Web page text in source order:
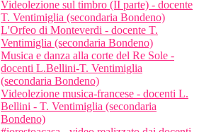
Videolezione sul timbro (II parte) - docente
T. Ventimiglia (secondaria Bondeno)
L'Orfeo di Monteverdi - docente T.
Ventimiglia (secondaria Bondeno)
Musica e danza alla corte del Re Sole -
docenti L.Bellini-T. Ventimiglia
(secondaria Bondeno)
Videolezione musica-francese - docenti L.
Bellini - T. Ventimiglia (secondaria
Bondeno)